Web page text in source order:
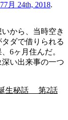
7月 24th, 2018.
から、当時空き
ダで借りられる
6ヶ月住んだ。
い出来事の一つ
生秘話 第2話